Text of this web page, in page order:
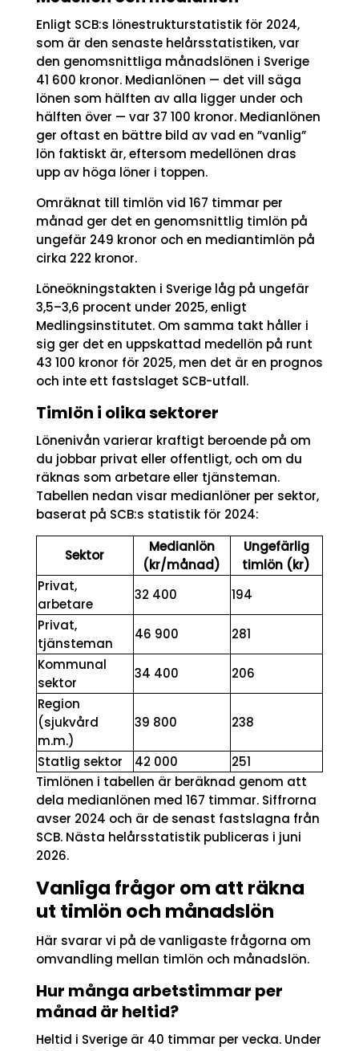
Enligt SCB:s lönestrukturstatistik för 2024,
som är den senaste helårsstatistiken, var
den genomsnittliga månadslönen i Sverige
41 600 kronor. Medianlönen — det vill säga
lönen som hälften av alla ligger under och
hälften över — var 37 100 kronor. Medianlönen
ger oftast en bättre bild av vad en ”vanlig”
lön faktiskt är, eftersom medellönen dras
upp av höga löner i toppen.
Omräknat till timlön vid 167 timmar per
månad ger det en genomsnittlig timlön på
ungefär 249 kronor och en mediantimlön på
cirka 222 kronor.
Löneökningstakten i Sverige låg på ungefär
3,5–3,6 procent under 2025, enligt
Medlingsinstitutet. Om samma takt håller i
sig ger det en uppskattad medellön på runt
43 100 kronor för 2025, men det är en prognos
och inte ett fastslaget SCB-utfall.
Timlön i olika sektorer
Lönenivån varierar kraftigt beroende på om
du jobbar privat eller offentligt, och om du
räknas som arbetare eller tjänsteman.
Tabellen nedan visar medianlöner per sektor,
baserat på SCB:s statistik för 2024:
Sektor
Medianlön
(kr/månad)
Ungefärlig
timlön (kr)
Privat,
arbetare
32 400
194
Privat,
tjänsteman
46 900
281
Kommunal
sektor
34 400
206
Region
(sjukvård
m.m.)
39 800 238
Statlig sektor 42 000
251
Timlönen i tabellen är beräknad genom att
dela medianlönen med 167 timmar. Siffrorna
avser 2024 och är de senast fastslagna från
SCB. Nästa helårsstatistik publiceras i juni
2026.
Vanliga frågor om att räkna
ut timlön och månadslön
Här svarar vi på de vanligaste frågorna om
omvandling mellan timlön och månadslön.
Hur många arbetstimmar per
månad är heltid?
Heltid i Sverige är 40 timmar per vecka. Under